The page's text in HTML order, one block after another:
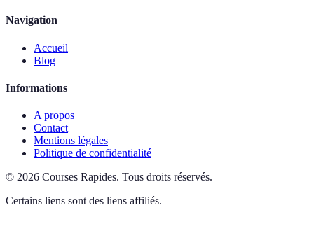
Navigation
Accueil
Blog
Informations
A propos
Contact
Mentions légales
Politique de confidentialité
© 2026 Courses Rapides. Tous droits réservés.
Certains liens sont des liens affiliés.